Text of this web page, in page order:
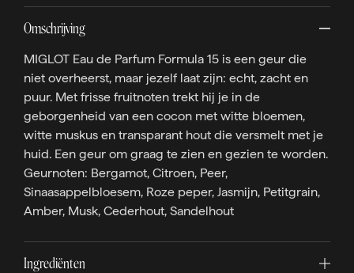
Omschrijving
MIGLOT Eau de Parfum Formula 15 is een geur die
niet overheerst, maar jezelf laat zijn: echt, zacht en
puur. Met frisse fruitnoten trekt hij je in de
geborgenheid van een cocon met witte bloemen,
witte muskus en transparant hout die versmelt met je
huid. Een geur om graag te zien en gezien te worden.
Geurnoten: Bergamot, Citroen, Peer,
Sinaasappelbloesem, Roze peper, Jasmijn, Petitgrain,
Amber, Musk, Cederhout, Sandelhout
Ingrediënten